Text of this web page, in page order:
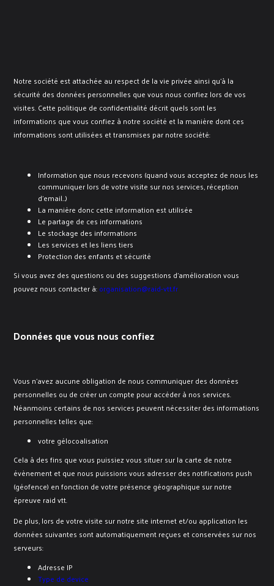
Notre société est attachée au respect de la vie privée ainsi qu’à la
sécurité des données personnelles que vous nous confiez lors de vos
visites. Cette politique de confidentialité décrit quels sont les
informations que vous confiez à notre société et la manière dont ces
informations sont utilisées et transmises par notre société:
Information que nous recevons (quand vous acceptez de nous les
communiquer lors de votre visite sur nos services, réception
d’email…)
La manière donc cette information est utilisée
Le partage de ces informations
Le stockage des informations
Les services et les liens tiers
Protection des enfants et sécurité
Si vous avez des questions ou des suggestions d’amélioration vous
pouvez nous contacter à:organisation@raid-vtt.fr
Données que vous nous confiez
Vous n’avez aucune obligation de nous communiquer des données
personnelles ou de créer un compte pour accéder à nos services.
Néanmoins certains de nos services peuvent nécessiter des informations
personnelles telles que:
votre gélocoalisation
Cela à des fins que vous puissiez vous situer sur la carte de notre
évènement et que nous puissions vous adresser des notifications push
(géofence) en fonction de votre présence géographique sur notre
épreuve raid vtt.
De plus, lors de votre visite sur notre site internet et/ou application les
données suivantes sont automatiquement reçues et conservées sur nos
serveurs:
Adresse IP
Type de device